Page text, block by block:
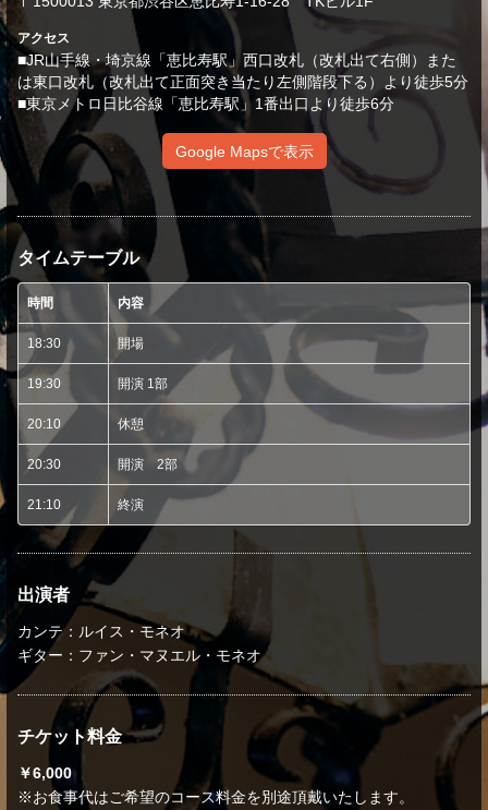
アクセス
■JR山手線・埼京線「恵比寿駅」西口改札（改札出て右側）また
は東口改札（改札出て正面突き当たり左側階段下る）より徒歩5分
■東京メトロ日比谷線「恵比寿駅」1番出口より徒歩6分
Google Mapsで表示
タイムテーブル
時間 内容
18:30 開場
19:30 開演 1部
20:10 休憩
20:30 開演 2部
21:10 終演
出演者
カンテ：ルイス・モネオ
ギター：ファン・マヌエル・モネオ
チケット料金
￥6,000
※お食事代はご希望のコース料金を別途頂戴いたします。